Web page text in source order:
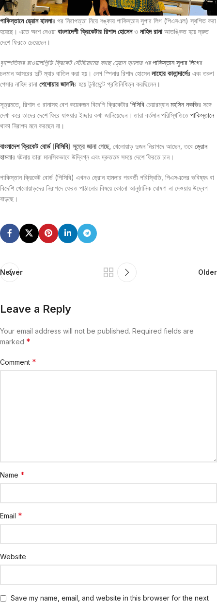
পাকিস্তানে ড্রোন হামলার পর নিরাপত্তা নিয়ে শঙ্কায় পাকিস্তান সুপার লিগ (পিএসএল) স্থগিত করা
হয়েছে। এতে অংশ নেওয়া বাংলাদেশী ক্রিকেটার রিশাদ হোসেনও নাহিদ রানাআতঙ্কিত হয়ে দ্রুত
দেশে ফিরতে চেয়েছেন।
বৃহস্পতিবার রাওয়ালপিন্ডি ক্রিকেট স্টেডিয়ামের কাছে ড্রোন হামলার পর পাকিস্তান সুপার লিগের
চলমান আসরের দুটি ম্যাচ বাতিল করা হয়। লেগ স্পিনার রিশাদ হোসেন লাহোর কালান্দার্সের এবং তরুণ
পেসার নাহিদ রানা পেশোয়ার জালমির হয়ে টুর্নামেন্টে প্রতিনিধিত্ব করছিলেন।
সূত্রমতে, রিশাদ ও রানাসহ বেশ কয়েকজন বিদেশি ক্রিকেটার পিসিবি চেয়ারম্যান মহসিন নকভির সঙ্গে
দেখা করে তাদের দেশে ফিরে যাওয়ার ইচ্ছার কথা জানিয়েছেন। তারা বর্তমান পরিস্থিতিতেপাকিস্তানে
থাকা নিরাপদ মনে করছেন না।
বাংলাদেশ ক্রিকেট বোর্ড(বিসিবি) সূত্রে জানা গেছে, খেলোয়াড় দুজন নিরাপদে আছেন, তবে ড্রোন
হামলার ঘটনায় তারা মানসিকভাবে উদ্বিগ্ন এবং দ্রুততম সময়ে দেশে ফিরতে চান।
পাকিস্তান ক্রিকেট বোর্ড (পিসিবি) এখনও ড্রোন হামলার পরবর্তী পরিস্থিতি, পিএসএলের ভবিষ্যৎ বা
বিদেশি খেলোয়াড়দের নিরাপদে ফেরত পাঠানোর বিষয়ে কোনো আনুষ্ঠানিক ঘোষণা না দেওয়ায় উদ্বেগ
বাড়ছে।
Newer Older
Leave a Reply
Your email address will not be published. Required fields are
marked *
Comment *
Name *
Email *
Website
Save my name, email, and website in this browser for the next